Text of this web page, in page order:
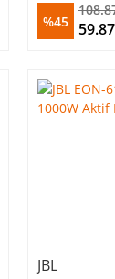
%45
JBL